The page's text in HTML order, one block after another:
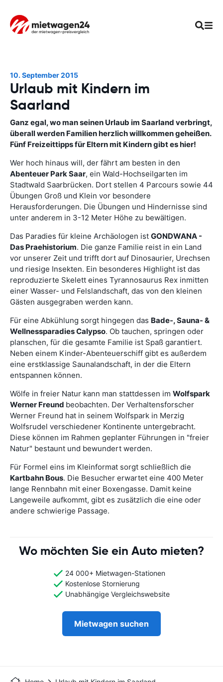
10. September 2015
Urlaub mit Kindern im
Saarland
Ganz egal, wo man seinen Urlaub im Saarland verbringt,
überall werden Familien herzlich willkommen geheißen.
Fünf Freizeittipps für Eltern mit Kindern gibt es hier!
Wer hoch hinaus will, der fährt am besten in den
Abenteuer Park Saar, ein Wald-Hochseilgarten im
Stadtwald Saarbrücken. Dort stellen 4 Parcours sowie 44
Übungen Groß und Klein vor besondere
Herausforderungen. Die Übungen und Hindernisse sind
unter anderem in 3-12 Meter Höhe zu bewältigen.
Das Paradies für kleine Archäologen ist GONDWANA -
Das Praehistorium. Die ganze Familie reist in ein Land
vor unserer Zeit und trifft dort auf Dinosaurier, Urechsen
und riesige Insekten. Ein besonderes Highlight ist das
reproduzierte Skelett eines Tyrannosaurus Rex inmitten
einer Wasser- und Felslandschaft, das von den kleinen
Gästen ausgegraben werden kann.
Für eine Abkühlung sorgt hingegen das Bade-, Sauna- &
Wellnessparadies Calypso. Ob tauchen, springen oder
planschen, für die gesamte Familie ist Spaß garantiert.
Neben einem Kinder-Abenteuerschiff gibt es außerdem
eine erstklassige Saunalandschaft, in der die Eltern
entspannen können.
Wölfe in freier Natur kann man stattdessen im Wolfspark
Werner Freund beobachten. Der Verhaltensforscher
Werner Freund hat in seinem Wolfspark in Merzig
Wolfsrudel verschiedener Kontinente untergebracht.
Diese können im Rahmen geplanter Führungen in "freier
Natur" bestaunt und bewundert werden.
Für Formel eins im Kleinformat sorgt schließlich die
Kartbahn Bous. Die Besucher erwartet eine 400 Meter
lange Rennbahn mit einer Boxengasse. Damit keine
Langeweile aufkommt, gibt es zusätzlich die eine oder
andere schwierige Passage.
Wo möchten Sie ein Auto mieten?
24 000+ Mietwagen-Stationen
Kostenlose Stornierung
Unabhängige Vergleichswebsite
Mietwagen suchen